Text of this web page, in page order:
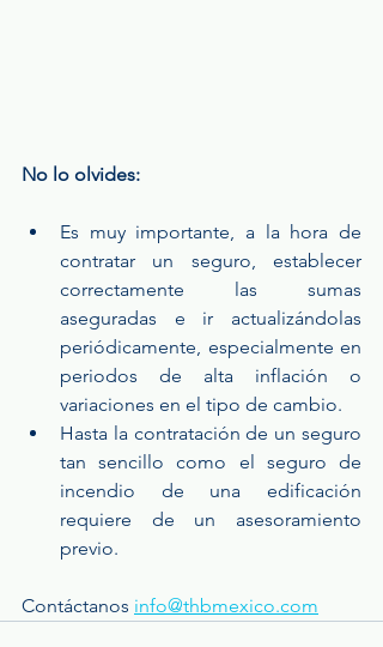
No lo olvides:
Es muy importante, a la hora de
contratar un seguro, establecer
correctamente las sumas
aseguradas e ir actualizándolas
periódicamente, especialmente en
periodos de alta inflación o
variaciones en el tipo de cambio.
Hasta la contratación de un seguro
tan sencillo como el seguro de
incendio de una edificación
requiere de un asesoramiento
previo.
Contáctanos info@thbmexico.com